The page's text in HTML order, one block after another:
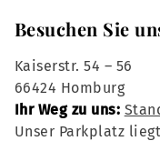
Besuchen Sie
Kaiserstr. 54 – 56
66424 Homburg
Ihr Weg zu uns:
Unser Parkplatz